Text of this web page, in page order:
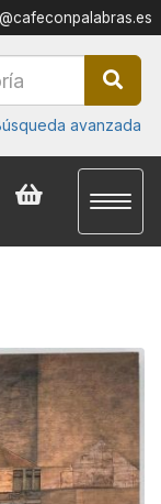
avanzada